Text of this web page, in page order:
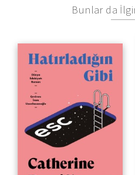
Bunlar da